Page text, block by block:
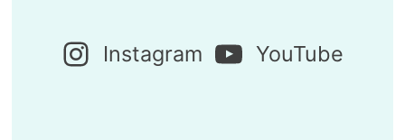
Instagram YouTube